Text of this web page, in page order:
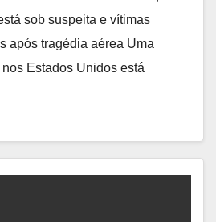
sob suspeita e vítimas
após tragédia aérea Uma
Estados Unidos está